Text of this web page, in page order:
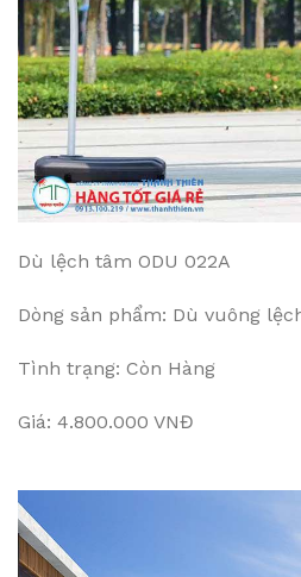
Dù lệch tâm ODU 022A
Dòng sản phẩm: Dù vuông
Tình trạng: Còn Hàng
Giá: 4.800.000 VNĐ